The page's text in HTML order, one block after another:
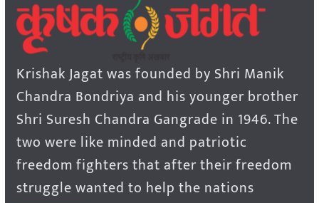
Krishak Jagat was founded by Shri Manik
Chandra Bondriya and his younger brother
Shri Suresh Chandra Gangrade in 1946. The
two were like minded and patriotic
freedom fighters that after their freedom
struggle wanted to help the nations